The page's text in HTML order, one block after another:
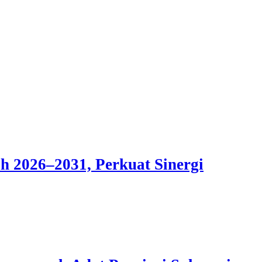
2026–2031, Perkuat Sinergi